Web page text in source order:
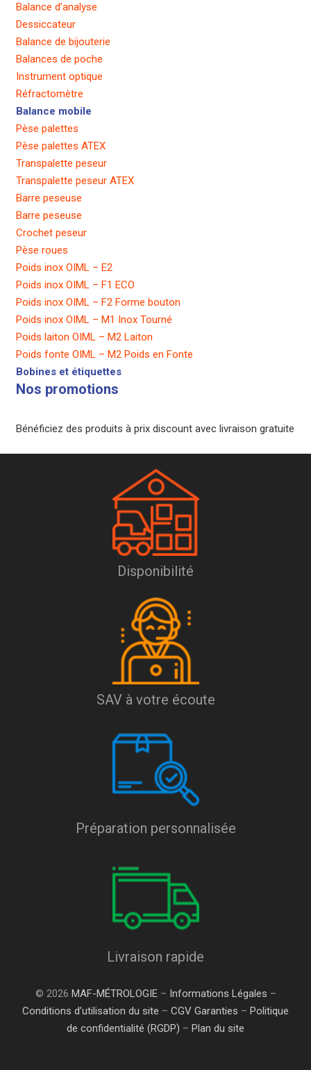
Balance d’analyse
Dessiccateur
Balance de bijouterie
Balances de poche
Instrument optique
Réfractomètre
Balance mobile
Pèse palettes
Pèse palettes ATEX
Transpalette peseur
Transpalette peseur ATEX
Barre peseuse
Barre peseuse
Crochet peseur
Pèse roues
Poids inox OIML – E2
Poids inox OIML – F1 ECO
Poids inox OIML – F2 Forme bouton
Poids inox OIML – M1 Inox Tourné
Poids laiton OIML – M2 Laiton
Poids fonte OIML – M2 Poids en Fonte
Bobines et étiquettes
Nos promotions
Bénéficiez des produits à prix discount avec livraison gratuite
Disponibilité
SAV à votre écoute
Préparation personnalisée
Livraison rapide
© 2026 MAF-MÉTROLOGIE– Informations Légales –
Conditions d’utilisation du site – CGV Garanties – Politique
de confidentialité (RGDP) – Plan du site